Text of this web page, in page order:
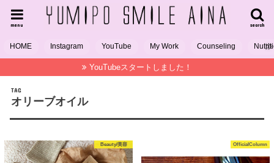
search
menu
HOME Instagram YouTube My Work Counseling
YouTubeスタートしました！
TAG
オリーブオイル
Beauty/美容 OfficialColumn